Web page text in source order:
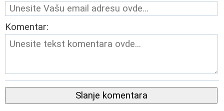
Komentar:
Slanje komentara